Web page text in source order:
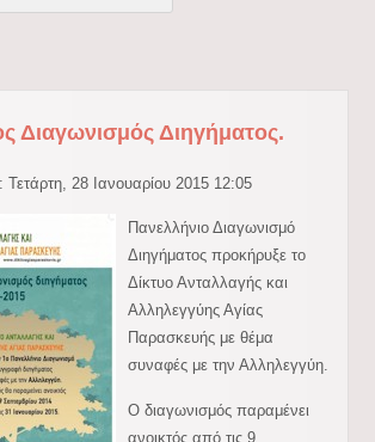
Διαγωνισμός Διηγήματος.
Τετάρτη, 28 Ιανουαρίου 2015 12:05
Πανελλήνιο Διαγωνισμό
Διηγήματος προκήρυξε το
Δίκτυο Ανταλλαγής και
Αλληλεγγύης Αγίας
Παρασκευής με θέμα
συναφές με την Αλληλεγγύη.
Ο διαγωνισμός παραμένει
ανοικτός από τις 9